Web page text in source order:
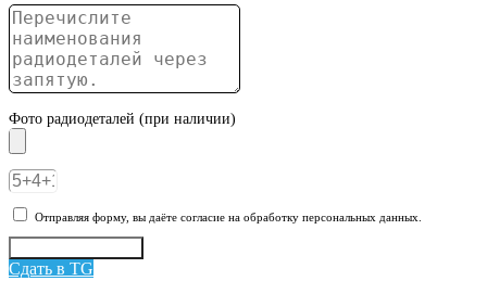
Фото радиодеталей (при наличии)
Отправляя форму, вы даёте согласие на обработку персональных данных.
Сдать в TG